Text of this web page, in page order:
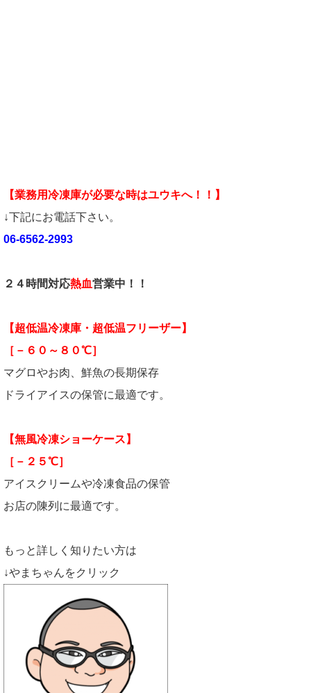
【業務用冷凍庫が必要な時はユウキへ！！】
↓下記にお電話下さい。
06-6562-2993
２４時間対応熱血営業中！！
【超低温冷凍庫・超低温フリーザー】
［－６０～８０℃］
マグロやお肉、鮮魚の長期保存
ドライアイスの保管に最適です。
【無風冷凍ショーケース】
［－２５℃］
アイスクリームや冷凍食品の保管
お店の陳列に最適です。
もっと詳しく知りたい方は
↓やまちゃんをクリック